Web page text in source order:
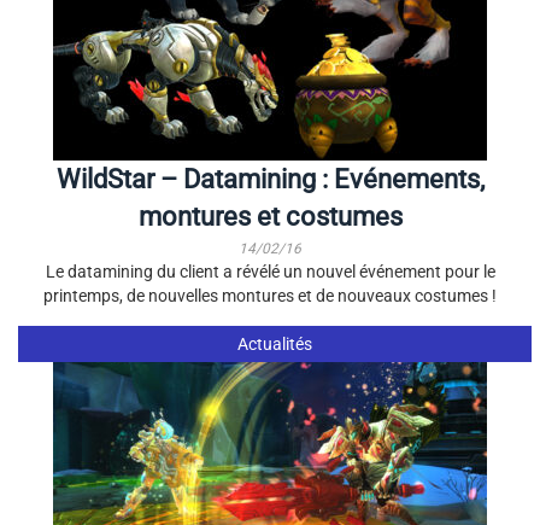
WildStar – Datamining : Evénements,
montures et costumes
14/02/16
Le datamining du client a révélé un nouvel événement pour le
printemps, de nouvelles montures et de nouveaux costumes !
Actualités